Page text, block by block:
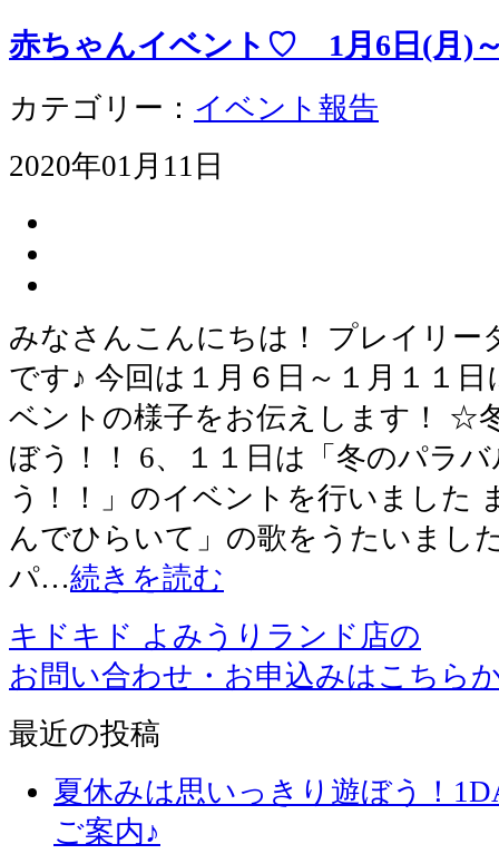
赤ちゃんイベント♡ 1月6日(月)
カテゴリー： イベント報告
2020年01月11日
みなさんこんにちは！ プレイリー
です♪ 今回は１月６日～１月１１
ベントの様子をお伝えします！ ☆
ぼう！！ 6、１１日は「冬のパラ
う！！」のイベントを行いました
んでひらいて」の歌をうたいまし
パ…続きを読む
キドキド よみうりランド店の
お問い合わせ・お申込みはこちら
最近の投稿
夏休みは思いっきり遊ぼう！
ご案内♪